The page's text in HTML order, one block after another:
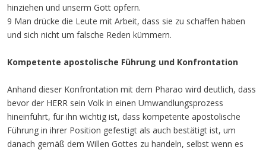
hinziehen und unserm Gott opfern.
9 Man drücke die Leute mit Arbeit, dass sie zu schaffen haben
und sich nicht um falsche Reden kümmern.
Kompetente apostolische Führung und Konfrontation
Anhand dieser Konfrontation mit dem Pharao wird deutlich, dass
bevor der HERR sein Volk in einen Umwandlungsprozess
hineinführt, für ihn wichtig ist, dass kompetente apostolische
Führung in ihrer Position gefestigt als auch bestätigt ist, um
danach gemäß dem Willen Gottes zu handeln, selbst wenn es